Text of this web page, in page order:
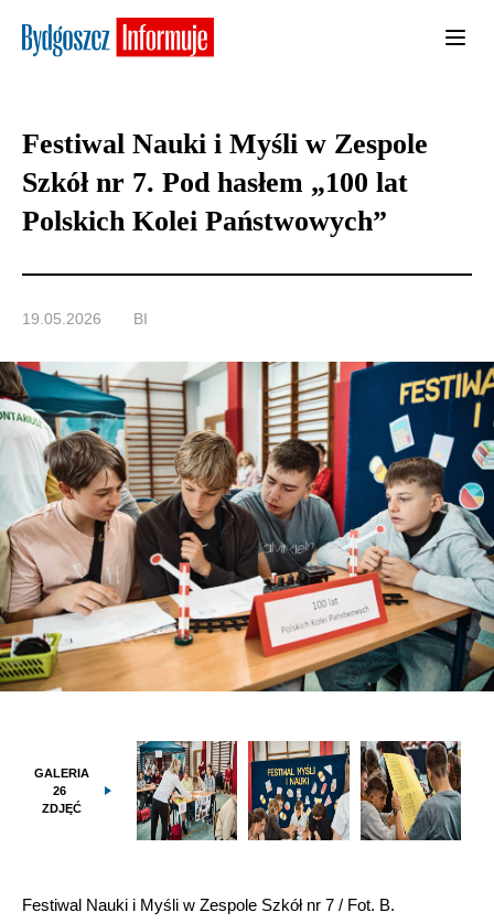
Festiwal Nauki i Myśli w Zespole
Szkół nr 7. Pod hasłem „100 lat
Polskich Kolei Państwowych”
19.05.2026 BI
GALERIA
26
ZDJĘĆ
Festiwal Nauki i Myśli w Zespole Szkół nr 7 / Fot. B.